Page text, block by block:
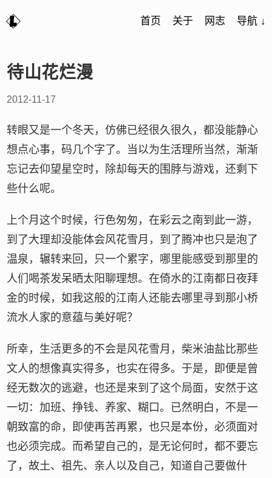
首页 关于 网志 导航 ↓
待山花烂漫
2012-11-17
转眼又是一个冬天，仿佛已经很久很久，都没能静心
想点心事，码几个字了。当以为生活理所当然，渐渐
忘记去仰望星空时，除却每天的围脖与游戏，还剩下
些什么呢。
上个月这个时候，行色匆匆，在彩云之南到此一游，
到了大理却没能体会风花雪月，到了腾冲也只是泡了
温泉，辗转来回，只一个累字，哪里能感受到那里的
人们喝茶发呆晒太阳聊理想。在倚水的江南都日夜拜
金的时候，如我这般的江南人还能去哪里寻到那小桥
流水人家的意蕴与美好呢？
所幸，生活更多的不会是风花雪月，柴米油盐比那些
文人的想像真实得多，也实在得多。于是，即便是曾
经无数次的逃避，也还是来到了这个局面，安然于这
一切：加班、挣钱、养家、糊口。已然明白，不是一
朝致富的命，即使再苦再累，也只是本份，必须面对
也必须完成。而希望自己的，是无论何时，都不要忘
了，故土、祖先、亲人以及自己，知道自己要做什